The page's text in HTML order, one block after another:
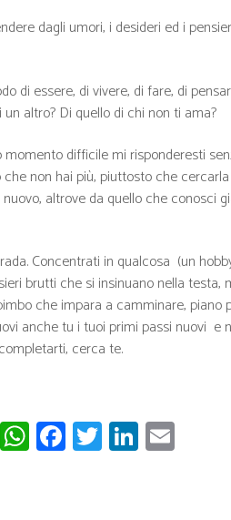
dagli umori, i desideri ed i
di essere, di vivere, di fare, di
altro? Di quello di chi non ti ama?
difficile mi risponderesti
non hai più, piuttosto che
altrove da quello che conosci
Concentrati in qualcosa (un
brutti che si insinuano nella testa,
che impara a camminare, piano
anche tu i tuoi primi passi nuovi e
cerca te.
W
ha
Fa
ce
T
wi
Li
nk